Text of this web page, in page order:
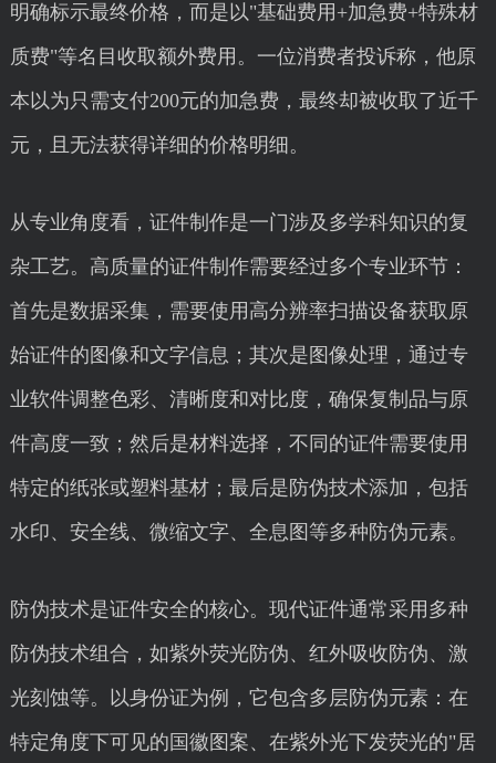
明确标示最终价格，而是以"基础费用+加急费+特殊材
质费"等名目收取额外费用。一位消费者投诉称，他原
本以为只需支付200元的加急费，最终却被收取了近千
元，且无法获得详细的价格明细。
从专业角度看，证件制作是一门涉及多学科知识的复
杂工艺。高质量的证件制作需要经过多个专业环节：
首先是数据采集，需要使用高分辨率扫描设备获取原
始证件的图像和文字信息；其次是图像处理，通过专
业软件调整色彩、清晰度和对比度，确保复制品与原
件高度一致；然后是材料选择，不同的证件需要使用
特定的纸张或塑料基材；最后是防伪技术添加，包括
水印、安全线、微缩文字、全息图等多种防伪元素。
防伪技术是证件安全的核心。现代证件通常采用多种
防伪技术组合，如紫外荧光防伪、红外吸收防伪、激
光刻蚀等。以身份证为例，它包含多层防伪元素：在
特定角度下可见的国徽图案、在紫外光下发荧光的"居